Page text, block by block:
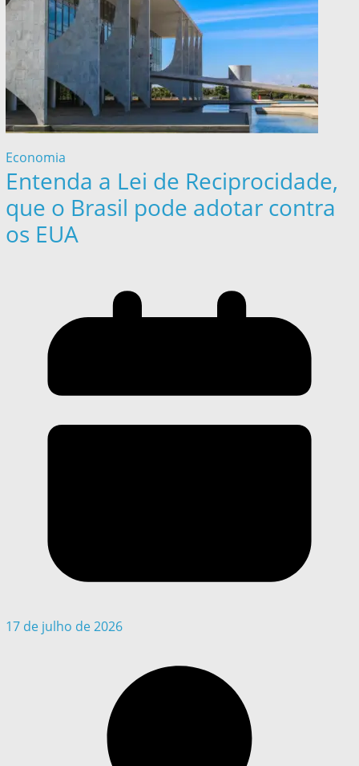
Economia
Entenda a Lei de Reciprocidade,
que o Brasil pode adotar contra
os EUA
17 de julho de 2026